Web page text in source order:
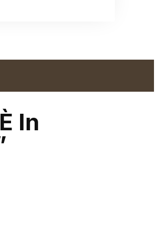
In